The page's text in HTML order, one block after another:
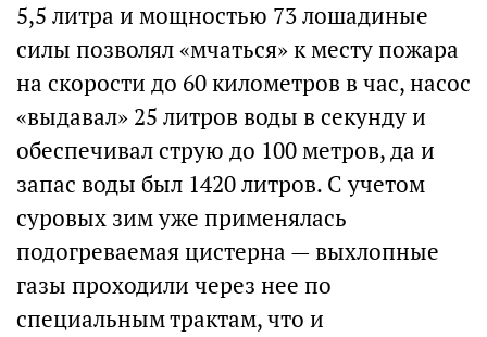
5,5 литра и мощностью 73 лошадиные
силы позволял «мчаться» к месту пожара
на скорости до 60 километров в час, насос
«выдавал» 25 литров воды в секунду и
обеспечивал струю до 100 метров, да и
запас воды был 1420 литров. С учетом
суровых зим уже применялась
подогреваемая цистерна — выхлопные
газы проходили через нее по
специальным трактам, что и